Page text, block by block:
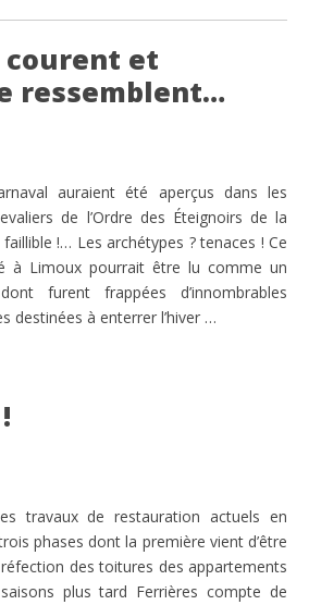
courent et
ressemblent…
auraient été aperçus dans les
de l’Ordre des Éteignoirs de la
!… Les archétypes ? tenaces ! Ce
à Limoux pourrait être lu comme un
furent frappées d’innombrables
destinées à enterrer l’hiver …
travaux de restauration actuels en
phases dont la première vient d’être
des toitures des appartements
plus tard Ferrières compte de